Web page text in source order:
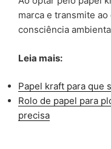
marca e transmite
consciência
Leia mais:
Papel kraft para que
Rolo de papel para
precisa